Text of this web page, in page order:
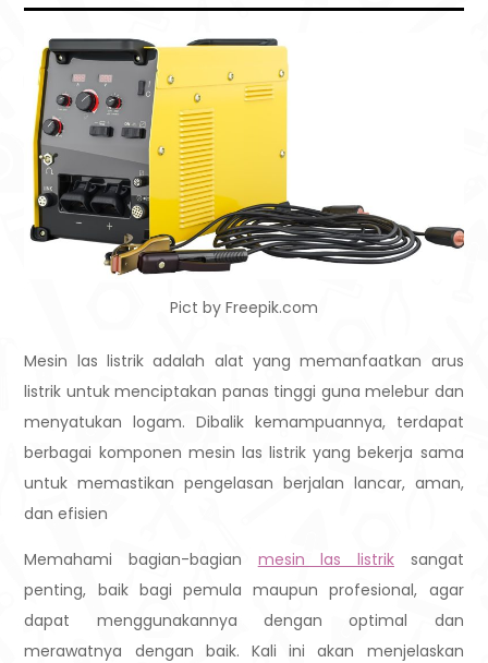
Pict by Freepik.com
Mesin las listrik adalah alat yang memanfaatkan arus
listrik untuk menciptakan panas tinggi guna melebur dan
menyatukan logam. Dibalik kemampuannya, terdapat
berbagai komponen mesin las listrik yang bekerja sama
untuk memastikan pengelasan berjalan lancar, aman,
dan efisien
Memahami bagian-bagian mesin las listriksangat
penting, baik bagi pemula maupun profesional, agar
dapat menggunakannya dengan optimal dan
merawatnya dengan baik. Kali ini akan menjelaskan